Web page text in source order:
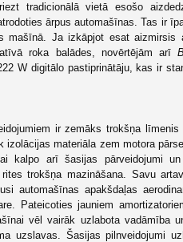
tradicionālā vietā esošo
ārpus automašīnas. Tas ir
mašīnā. Ja izkāpjot esat aizmirsis
roka balādes, novērtējām arī
W digitālo pastiprinātāju, kas ir
ir zemāks trokšņa
materiāla zem motora
kalpo arī šasijas pārveidojumi
trokšņa mazināšana. Savu
automašīnas apakšdaļas
Pateicoties jauniem
vēl vairāk uzlabota vadāmība
uzslavas. Šasijas pilnveidojumi